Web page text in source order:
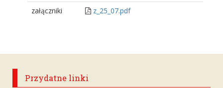
załączniki z_25_07.pdf
Przydatne linki